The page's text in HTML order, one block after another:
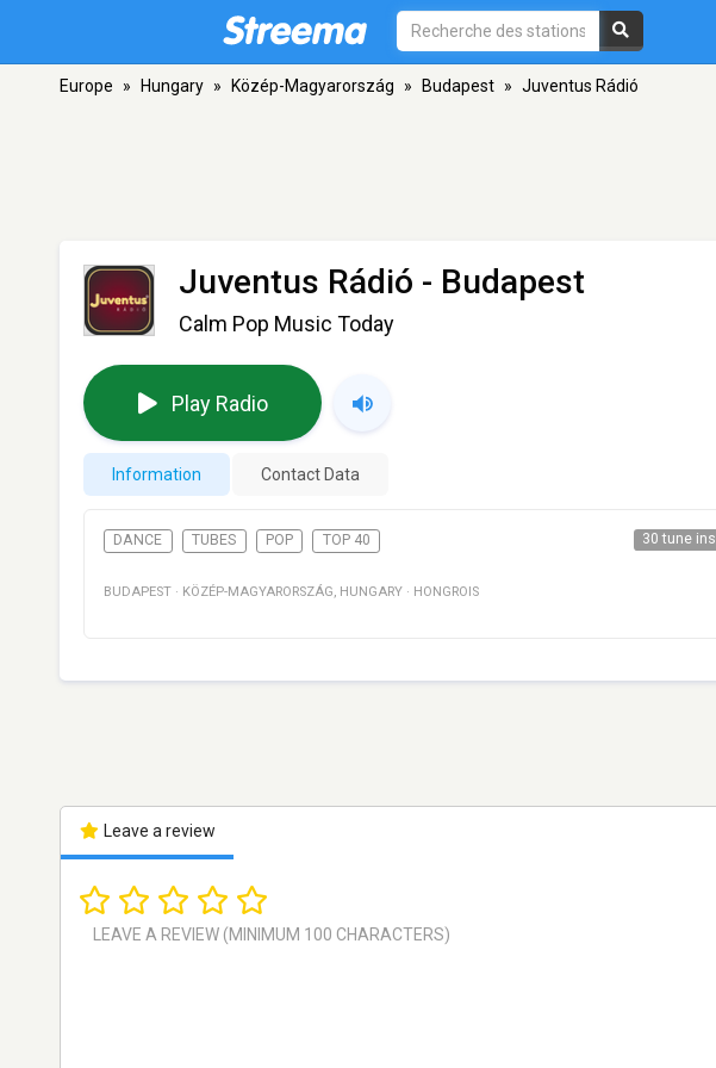
Europe » Hungary » Közép-Magyarország » Budapest » Juventus Rádió
Juventus Rádió - Budapest
Calm Pop Music Today
Play Radio
Information Contact Data
DANCE TUBES POP TOP 40 30 tune ins
BUDAPEST · KÖZÉP-MAGYARORSZÁG, HUNGARY · HONGROIS
Leave a review